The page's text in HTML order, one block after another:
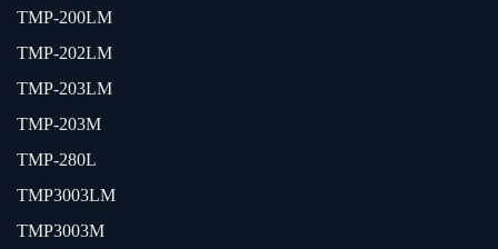
TMP-200LM
TMP-202LM
TMP-203LM
TMP-203M
TMP-280L
TMP3003LM
TMP3003M